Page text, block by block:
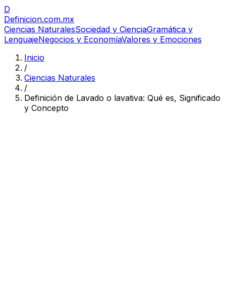
D
Definicion.com.mx
Ciencias NaturalesSociedad y CienciaGramática y
LenguajeNegocios y EconomíaValores y Emociones
Inicio
/
Ciencias Naturales
/
Definición de Lavado o lavativa: Qué es, Significado
y Concepto